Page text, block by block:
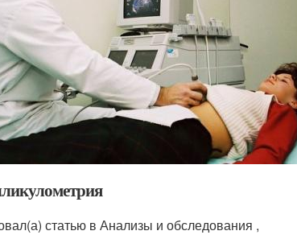
статью в Анализы и обследования ,